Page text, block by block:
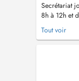
Secrétariat
8h à 12h et
Nous vous
masque au
secretary
monday to
Tout voir